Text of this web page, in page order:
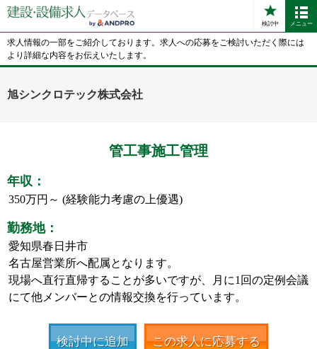
検討中 メニュー
求人情報の一部をご紹介しております。求人への応募をご検討いただく際には
より詳細な内容をお伝えいたします。
旭シンクロテック株式会社
管工事施工管理
年収：
350万円～ (経験能力考慮の上優遇)
勤務地：
愛知県春日井市
名古屋営業所へ配属となります。
現場へ直行直帰することが多いですが、月に1回の定例会議
にて他メンバーとの情報交換を行っています。
検討中に追加 この求人に応募する